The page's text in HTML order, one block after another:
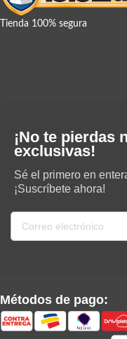
Tienda 100% segura
¡No te pierdas
exclusivas!
Sé el primero en
¡Suscríbete ahora!
Métodos de pago: